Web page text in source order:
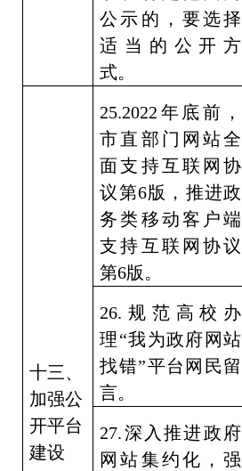
公示的，要选择
适当的公开方
式。
十三、
加强公
开平台
建设
25.2022 年底前，
市直部门网站全
面支持互联网协
议第6版，推进政
务类移动客户端
支持互联网协议
第6版。
26. 规范高校办
理“我为政府网站
找错”平台网民留
言。
27.深入推进政府
网站集约化，强